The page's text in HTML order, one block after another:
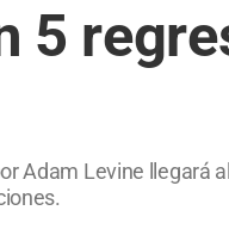
5
Adam Levine llegará